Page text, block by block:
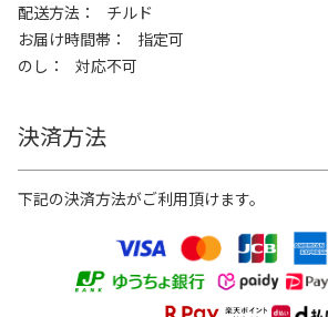
配送方法
チルド
お届け時間帯
指定可
のし
対応不可
決済方法
下記の決済方法がご利用頂けます。